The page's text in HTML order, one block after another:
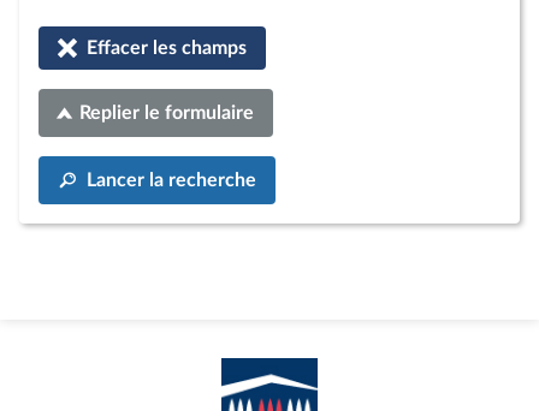
Effacer les champs
Replier le formulaire
Lancer la recherche